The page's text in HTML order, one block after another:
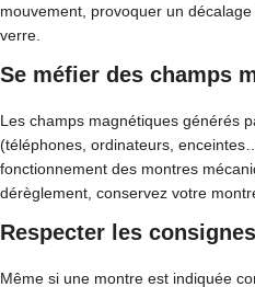
mouvement, provoquer un
verre.
Se méfier des champs
Les champs magnétiques générés
(téléphones, ordinateurs,
fonctionnement des montres
dérèglement, conservez votre
Respecter les
Même si une montre est indiquée